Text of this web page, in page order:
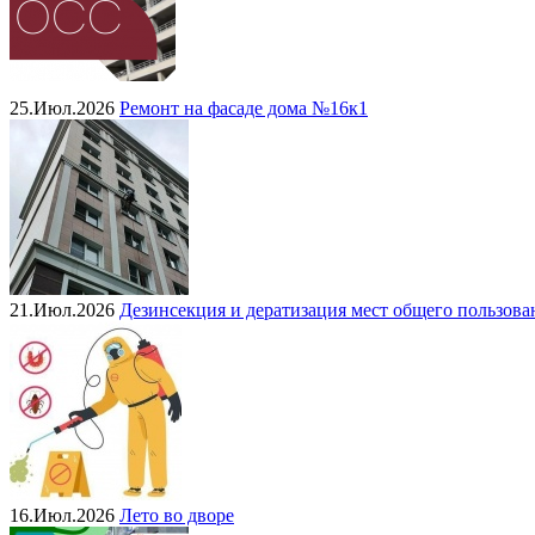
25.Июл.2026 Ремонт на фасаде дома №16к1
21.Июл.2026 Дезинсекция и дератизация мест общего
16.Июл.2026 Лето во дворе